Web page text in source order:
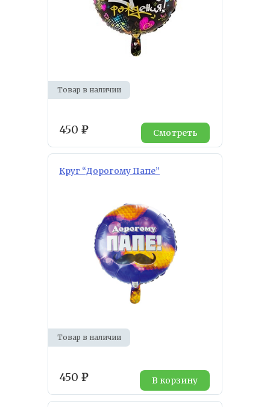
Товар в наличии
450 ₽ Смотреть
Круг “Дорогому Папе”
Товар в наличии
450 ₽ В корзину